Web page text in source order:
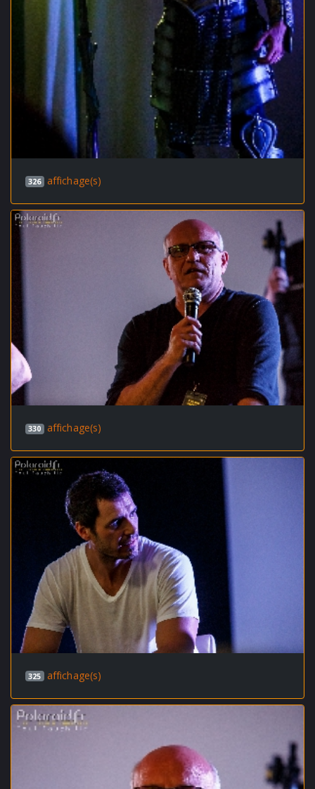
326 affichage(s)
330 affichage(s)
325 affichage(s)